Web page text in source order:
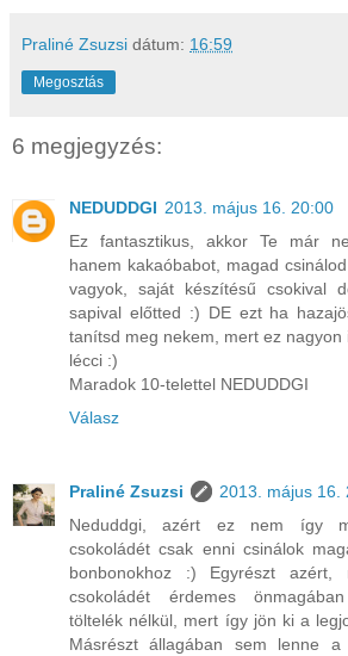
Praliné Zsuzsi dátum: 16:59
Megosztás
6 megjegyzés:
NEDUDDGI 2013. május 16. 20:00
Ez fantasztikus, akkor Te már
hanem kakaóbabot, magad
vagyok, saját készítésű csokival
sapival előtted :) DE ezt ha
tanítsd meg nekem, mert ez nagyon
lécci :)
Maradok 10-telettel NEDUDDGI
Válasz
Praliné Zsuzsi
2013. május 16.
Neduddgi, azért ez nem így
csokoládét csak enni csinálok
bonbonokhoz :) Egyrészt
csokoládét érdemes
töltelék nélkül, mert így jön ki a
Másrészt állagában sem lenne